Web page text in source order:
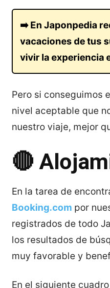
➡️ En Japonpedia
vacaciones de tus
vivir la experiencia
Pero si conseguimos
nivel aceptable que
nuestro viaje, mejor
🔴
En la tarea de
Booking.com por
registrados de todo
los resultados de
muy favorable y
En el siguiente